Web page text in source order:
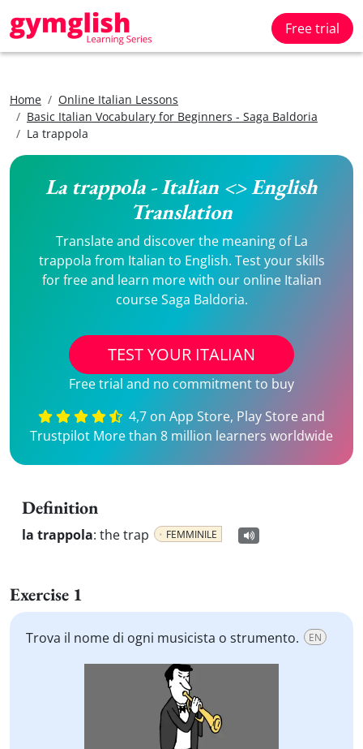
Free trial
Home
Online Italian Lessons
Basic Italian Vocabulary for Beginners - Saga Baldoria
La trappola
La trappola - Italian <> English
Translation
Translate and discover the meaning of La
trappola from Italian to English. Test your skills
for free and learn more with our online Italian
course Saga Baldoria.
TEST YOUR ITALIAN
Free trial and no commitment to buy
4,7 on App Store, Play Store and
Trustpilot More than 8 million learners worldwide
Definition
la trappola: the trap FEMMINILE
Exercise 1
Trova il nome di ogni musicista o strumento. EN